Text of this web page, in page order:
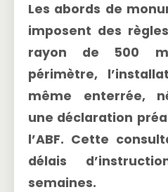
Les abords de
imposent des
rayon de 500
périmètre,
même enterrée,
une déclaration
l’ABF. Cette
délais
semaines.